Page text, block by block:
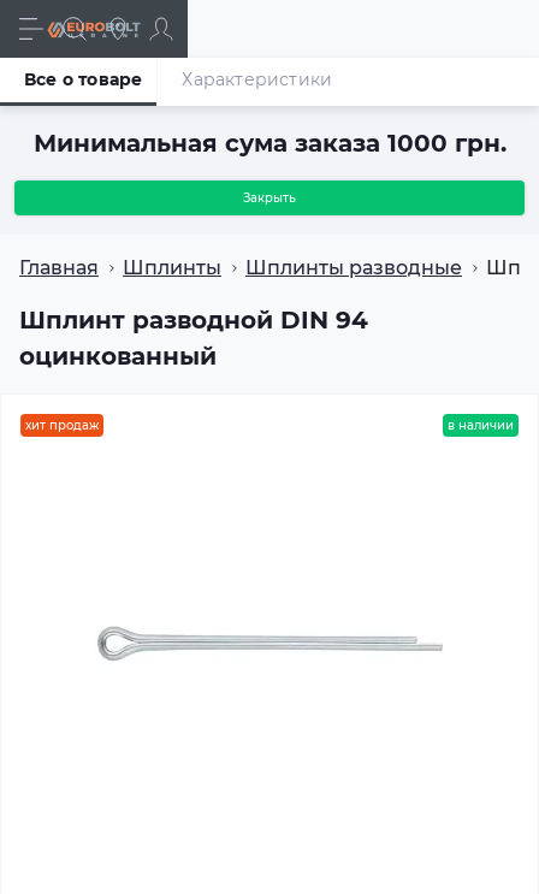
Минимальная сума заказа 1000 грн.
Закрыть
Главная Шплинты Шплинты разводные
Шплинт разводной DIN 94
оцинкованный
Все о товаре Характеристики
хит продаж в наличии